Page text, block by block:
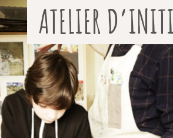
ATELIER